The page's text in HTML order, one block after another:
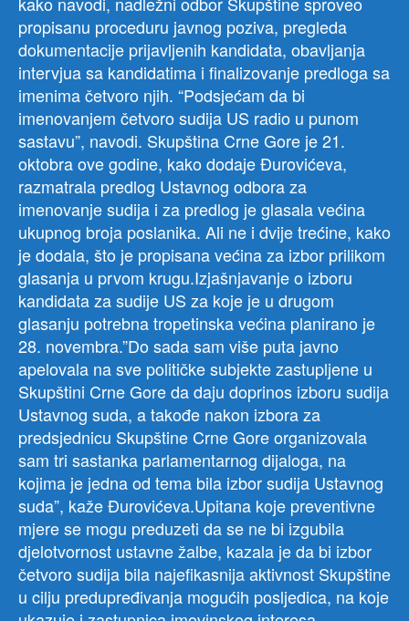
propisanu proceduru javnog poziva, pregleda
dokumentacije prijavljenih kandidata, obavljanja
intervjua sa kandidatima i finalizovanje predloga sa
imenima četvoro njih. “Podsjećam da bi
imenovanjem četvoro sudija US radio u punom
sastavu”, navodi. Skupština Crne Gore je 21.
oktobra ove godine, kako dodaje Đurovićeva,
razmatrala predlog Ustavnog odbora za
imenovanje sudija i za predlog je glasala većina
ukupnog broja poslanika. Ali ne i dvije trećine, kako
je dodala, što je propisana većina za izbor prilikom
glasanja u prvom krugu.Izjašnjavanje o izboru
kandidata za sudije US za koje je u drugom
glasanju potrebna tropetinska većina planirano je
28. novembra.”Do sada sam više puta javno
apelovala na sve političke subjekte zastupljene u
Skupštini Crne Gore da daju doprinos izboru sudija
Ustavnog suda, a takođe nakon izbora za
predsjednicu Skupštine Crne Gore organizovala
sam tri sastanka parlamentarnog dijaloga, na
kojima je jedna od tema bila izbor sudija Ustavnog
suda”, kaže Đurovićeva.Upitana koje preventivne
mjere se mogu preduzeti da se ne bi izgubila
djelotvornost ustavne žalbe, kazala je da bi izbor
četvoro sudija bila najefikasnija aktivnost Skupštine
u cilju predupređivanja mogućih posljedica, na koje